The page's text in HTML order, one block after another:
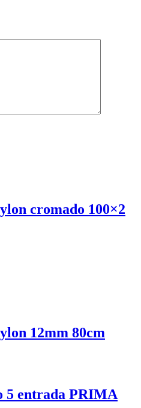
cromado 100×2
12mm 80cm
5 entrada PRIMA